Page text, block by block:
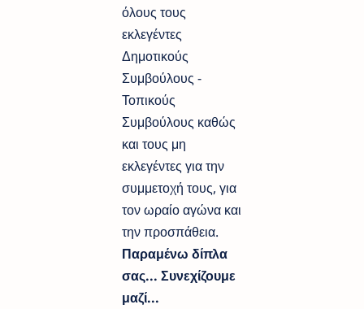
όλους τους
εκλεγέντες
Δημοτικούς
Συμβούλους -
Τοπικούς
Συμβούλους καθώς
και τους μη
εκλεγέντες για την
συμμετοχή τους, για
τον ωραίο αγώνα και
την προσπάθεια.
Παραμένω δίπλα
σας... Συνεχίζουμε
μαζί...